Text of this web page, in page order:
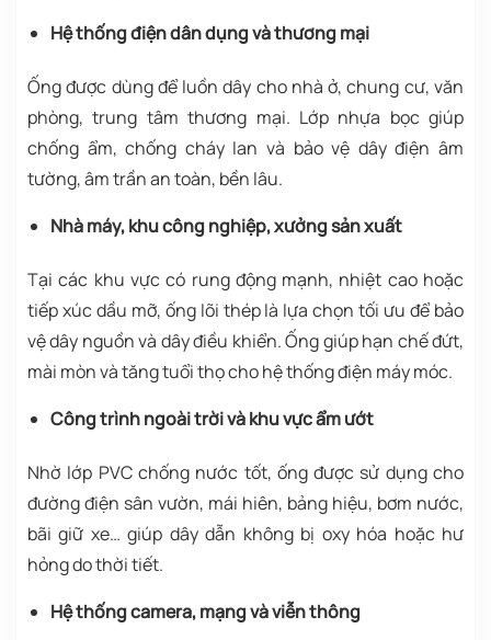
Hệ thống điện dân dụng và thương mại
Ống được dùng để luồn dây cho nhà ở, chung cư, văn
phòng, trung tâm thương mại. Lớp nhựa bọc giúp
chống ẩm, chống cháy lan và bảo vệ dây điện âm
tường, âm trần an toàn, bền lâu.
Nhà máy, khu công nghiệp, xưởng sản xuất
Tại các khu vực có rung động mạnh, nhiệt cao hoặc
tiếp xúc dầu mỡ, ống lõi thép là lựa chọn tối ưu để bảo
vệ dây nguồn và dây điều khiển. Ống giúp hạn chế đứt,
mài mòn và tăng tuổi thọ cho hệ thống điện máy móc.
Công trình ngoài trời và khu vực ẩm ướt
Nhờ lớp PVC chống nước tốt, ống được sử dụng cho
đường điện sân vườn, mái hiên, bảng hiệu, bơm nước,
bãi giữ xe… giúp dây dẫn không bị oxy hóa hoặc hư
hỏng do thời tiết.
Hệ thống camera, mạng và viễn thông